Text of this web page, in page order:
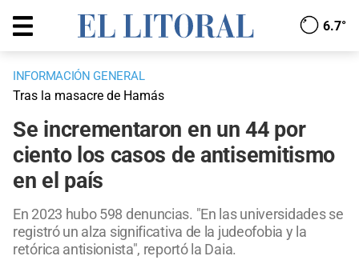
6.7°
INFORMACIÓN GENERAL
Tras la masacre de Hamás
Se incrementaron en un 44 por
ciento los casos de antisemitismo
en el país
En 2023 hubo 598 denuncias. "En las universidades se
registró un alza significativa de la judeofobia y la
retórica antisionista", reportó la Daia.